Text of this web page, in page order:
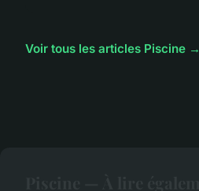
Voir tous les articles Piscine →